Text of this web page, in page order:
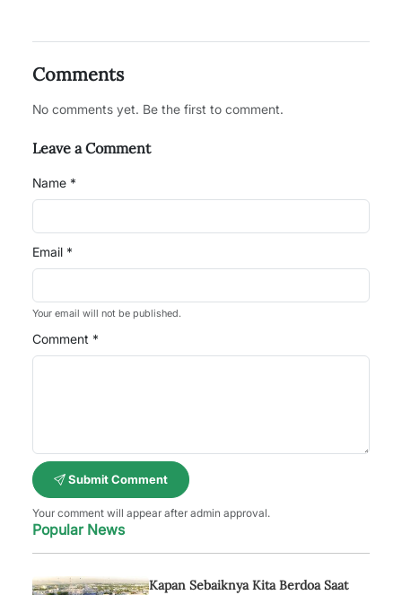
Comments
No comments yet. Be the first to comment.
Leave a Comment
Name *
Email *
Your email will not be published.
Comment *
Submit Comment
Your comment will appear after admin approval.
Popular News
Kapan Sebaiknya Kita Berdoa Saat